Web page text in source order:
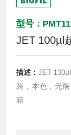
型号：
JET 100µl
描述：JET 100µl超低吸附微量吸头 超低吸附,带滤芯，袋
装，本色，无
箱